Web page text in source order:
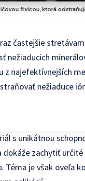
živicou, ktorá
častejšie
nežiaducich
z najefektívnejších
nežiaduce
s unikátnou
zachytiť
je však oveľa